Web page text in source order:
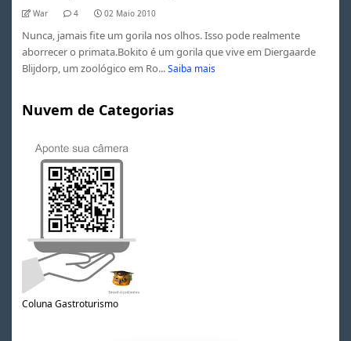
War 4 02 Maio 2010
Nunca, jamais fite um gorila nos olhos. Isso pode realmente
aborrecer o primata.Bokito é um gorila que vive em Diergaarde
Blijdorp, um zoológico em Ro... Saiba mais
Nuvem de Categorias
Coluna Gastroturismo